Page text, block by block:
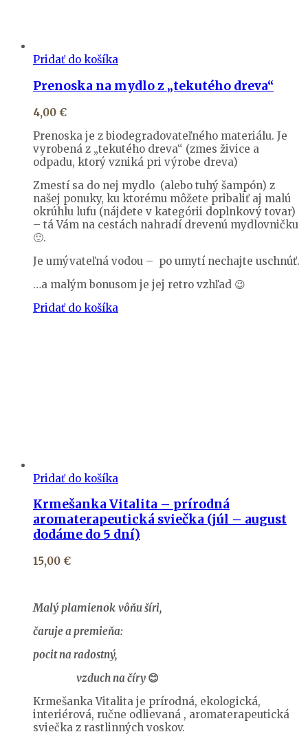
Pridať do košíka
Prenoska na mydlo z „tekutého dreva“
4,00 €
Prenoska je z biodegradovateľného materiálu. Je
vyrobená z „tekutého dreva“ (zmes živice a
odpadu, ktorý vzniká pri výrobe dreva)
Zmestí sa do nej mydlo (alebo tuhý šampón) z
našej ponuky, ku ktorému môžete pribaliť aj malú
okrúhlu lufu (nájdete v kategórii doplnkový tovar)
– tá Vám na cestách nahradí drevenú mydlovničku
🙂.
Je umývateľná vodou – po umytí nechajte uschnúť.
…a malým bonusom je jej retro vzhľad 😉
Pridať do košíka
Pridať do košíka
Krmešanka Vitalita – prírodná
aromaterapeutická sviečka (júl – august
dodáme do 5 dní)
15,00 €
Malý plamienok vôňu šíri,
čaruje a premieňa:
pocit na radostný,
vzduch na číry 😊
Krmešanka Vitalita je prírodná, ekologická,
interiérová, ručne odlievaná , aromaterapeutická
sviečka z rastlinných voskov.